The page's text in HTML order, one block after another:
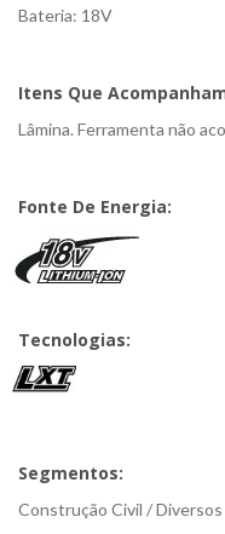
Bateria: 18V
Itens Que
Lâmina. Ferramenta não
Fonte De Energia:
Tecnologias:
Segmentos:
Construção Civil /